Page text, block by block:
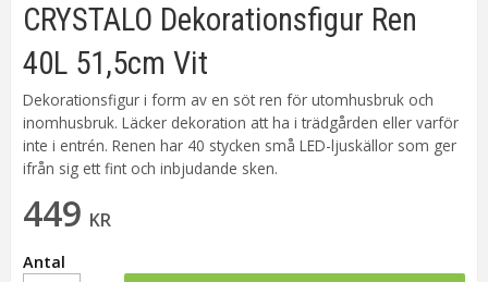
CRYSTALO Dekorationsfigur Ren
40L 51,5cm Vit
Dekorationsfigur i form av en söt ren för utomhusbruk och
inomhusbruk. Läcker dekoration att ha i trädgården eller varför
inte i entrén. Renen har 40 stycken små LED-ljuskällor som ger
ifrån sig ett fint och inbjudande sken.
449 KR
Antal